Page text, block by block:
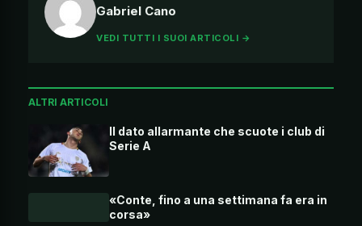
Gabriel Cano
VEDI TUTTI I SUOI ARTICOLI →
ALTRI ARTICOLI
Il dato allarmante che scuote i club di
Serie A
«Conte, fino a una settimana fa era in
corsa»